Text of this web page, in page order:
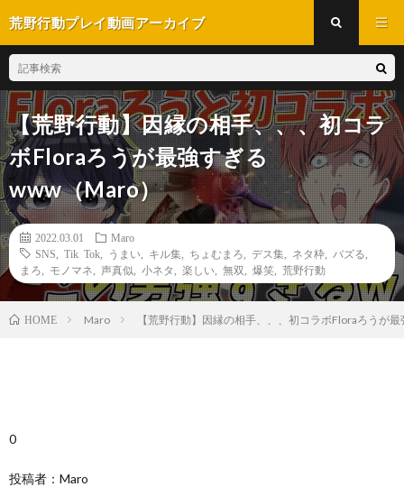
荒野行動プレイ動画アーカイブ
【荒野行動】因縁の相手、、、初コラ
ボFloraろうが最強すぎる
www（Maro）
2022.03.01
Maro
SNS
Tik Tok うまい キル集 ちょむまろ デス集 ネタ枠 バズる
まろ
モノマネ 声真似 小ネタ 楽しい 無双 爆笑 荒野行動
HOME Maro 【荒野行動】因縁の相手、、、初コラボFloraろうが
0
投稿者：Maro